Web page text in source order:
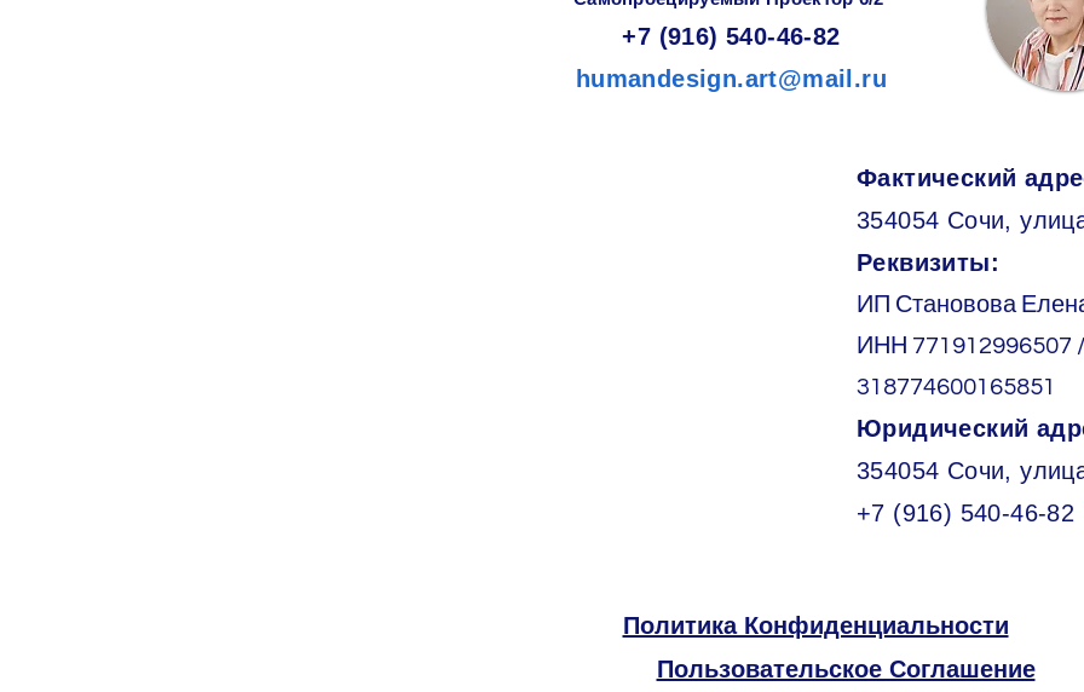
+7 (916) 540-46-82
humandesign.art@mail.ru
Фактический
354054 Сочи,
Реквизиты:
ИП Становова
ИНН
318774600165851
Юридический
354054 Сочи,
+7 (916) 540-46-82
Политика Конфиденциальности
Пользовательское Соглашение